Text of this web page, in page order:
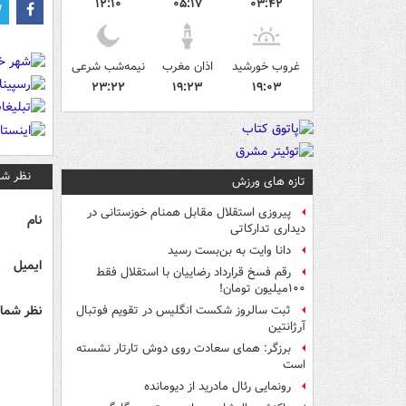
۰۳:۴۲ ۰۵:۱۷ ۱۲:۱۰
غروب خورشید
۱۹:۰۳
اذان مغرب
۱۹:۲۳
نیمه‌شب شرعی
۲۳:۲۲
تازه های ورزش
پیروزی استقلال مقابل همنام خوزستانی در
دیداری تدارکاتی
دانا وایت به بن‌بست رسید
رقم فسخ قرارداد رضاییان با استقلال فقط
۱۰۰میلیون تومان!
ثبت سالروز شکست انگلیس در تقویم فوتبال
آرژانتین
برزگر: همای سعادت روی دوش تارتار نشسته
است
رونمایی رئال مادرید از دیومانده
نظر
نام
ایمیل
نظر